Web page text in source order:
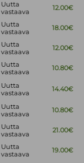
Uutta
vastaava
12.00€
Uutta
vastaava
18.00€
Uutta
vastaava
12.00€
Uutta
vastaava
10.80€
Uutta
vastaava
14.40€
Uutta
vastaava
10.80€
Uutta
vastaava
21.00€
Uutta
vastaava
19.00€